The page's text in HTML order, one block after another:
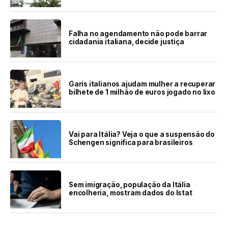
Falha no agendamento não pode barrar
cidadania italiana, decide justiça
Garis italianos ajudam mulher a recuperar
bilhete de 1 milhão de euros jogado no lixo
Vai para Itália? Veja o que a suspensão do
Schengen significa para brasileiros
Sem imigração, população da Itália
encolheria, mostram dados do Istat